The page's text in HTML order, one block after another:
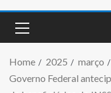
Home 2025 março
Governo Federal